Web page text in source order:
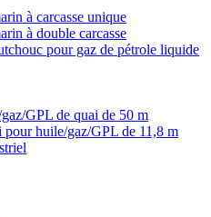
à carcasse unique
à double carcasse
pour gaz de pétrole liquide
GPL de quai de 50 m
pour huile/gaz/GPL de 11,8 m